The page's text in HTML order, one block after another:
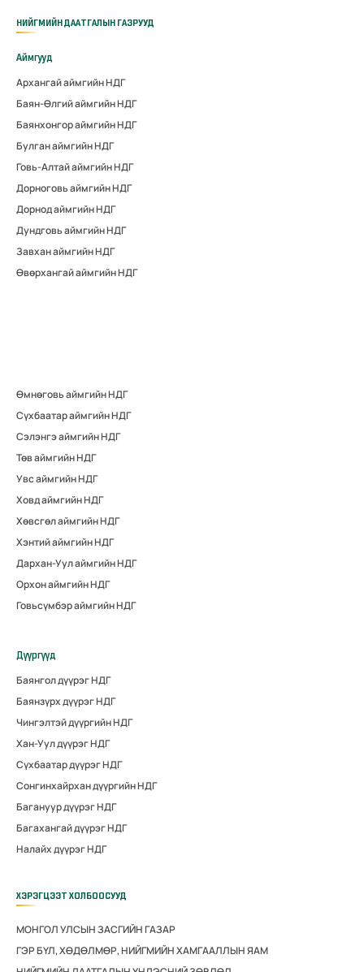
НИЙГМИЙН ДААТГАЛЫН ГАЗРУУД
Аймгууд
Архангай аймгийн НДГ
Баян-Өлгий аймгийн НДГ
Баянхонгор аймгийн НДГ
Булган аймгийн НДГ
Говь-Алтай аймгийн НДГ
Дорноговь аймгийн НДГ
Дорнод аймгийн НДГ
Дундговь аймгийн НДГ
Завхан аймгийн НДГ
Өвөрхангай аймгийн НДГ
Өмнөговь аймгийн НДГ
Сүхбаатар аймгийн НДГ
Сэлэнгэ аймгийн НДГ
Төв аймгийн НДГ
Увс аймгийн НДГ
Ховд аймгийн НДГ
Хөвсгөл аймгийн НДГ
Хэнтий аймгийн НДГ
Дархан-Уул аймгийн НДГ
Орхон аймгийн НДГ
Говьсүмбэр аймгийн НДГ
Дүүргүүд
Баянгол дүүрэг НДГ
Баянзүрх дүүрэг НДГ
Чингэлтэй дүүргийн НДГ
Хан-Уул дүүрэг НДГ
Сүхбаатар дүүрэг НДГ
Сонгинхайрхан дүүргийн НДГ
Багануур дүүрэг НДГ
Багахангай дүүрэг НДГ
Налайх дүүрэг НДГ
ХЭРЭГЦЭЭТ ХОЛБООСУУД
МОНГОЛ УЛСЫН ЗАСГИЙН ГАЗАР
ГЭР БҮЛ, ХӨДӨЛМӨР, НИЙГМИЙН ХАМГААЛЛЫН ЯАМ